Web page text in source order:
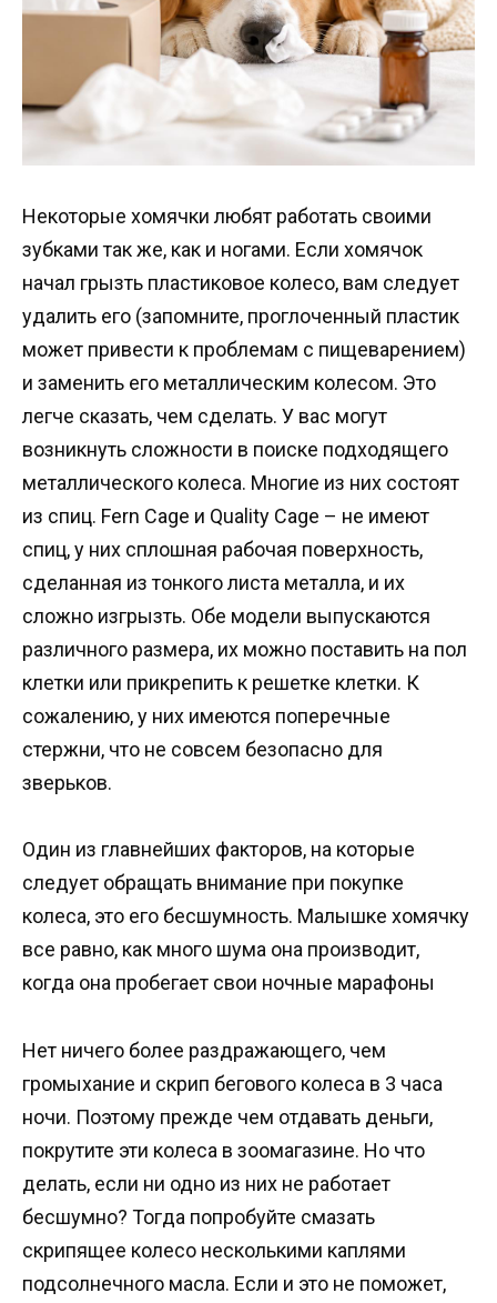
Некоторые хомячки любят работать своими
зубками так же, как и ногами. Если хомячок
начал грызть пластиковое колесо, вам следует
удалить его (запомните, проглоченный пластик
может привести к проблемам с пищеварением)
и заменить его металлическим колесом. Это
легче сказать, чем сделать. У вас могут
возникнуть сложности в поиске подходящего
металлического колеса. Многие из них состоят
из спиц. Fern Cage и Quality Cage – не имеют
спиц, у них сплошная рабочая поверхность,
сделанная из тонкого листа металла, и их
сложно изгрызть. Обе модели выпускаются
различного размера, их можно поставить на пол
клетки или прикрепить к решетке клетки. К
сожалению, у них имеются поперечные
стержни, что не совсем безопасно для
зверьков.
Один из главнейших факторов, на которые
следует обращать внимание при покупке
колеса, это его бесшумность. Малышке хомячку
все равно, как много шума она производит,
когда она пробегает свои ночные марафоны
Нет ничего более раздражающего, чем
громыхание и скрип бегового колеса в 3 часа
ночи. Поэтому прежде чем отдавать деньги,
покрутите эти колеса в зоомагазине. Но что
делать, если ни одно из них не работает
бесшумно? Тогда попробуйте смазать
скрипящее колесо несколькими каплями
подсолнечного масла. Если и это не поможет,